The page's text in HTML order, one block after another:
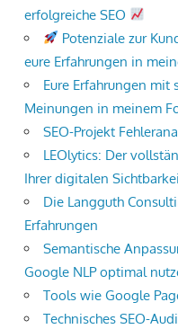
erfolgreiche SEO
Potenziale zur
eure Erfahrungen in
Eure Erfahrungen mit
Meinungen in meinem
SEO-Projekt
LEOlytics: Der
Ihrer digitalen
Die Langguth
Erfahrungen
Semantische
Google NLP optimal
Tools wie Google
Technisches SEO-